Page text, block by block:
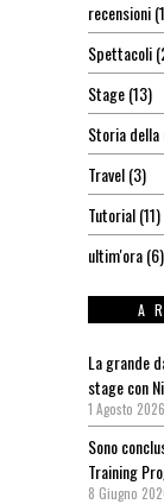
recensioni
Spettacoli
Stage(13)
Storia della
Travel(3)
Tutorial(11)
ultim'ora(6)
La grande
stage con
1 Agosto 2026
Sono
Training
8 Giugno